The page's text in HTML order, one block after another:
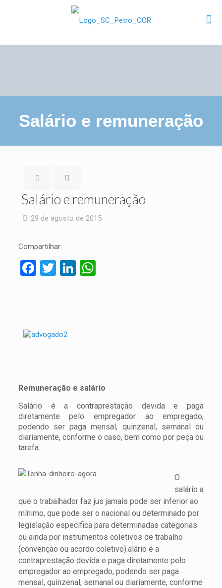
Salário e remuneração
Salário e remuneração
29 de agosto de 2015
Compartilhar:
Facebook
TwitterLinkedIn
WhatsApp
Remuneração e salário
Salário é a contraprestação devida e paga
diretamente pelo empregador ao empregado,
podendo ser paga mensal, quinzenal, semanal ou
diariamente, conforme o caso, bem como por peça ou
tarefa.
O
salário a
que o trabalhador faz jus jamais pode ser inferior ao
mínimo, que pode ser o nacional ou determinado por
legislação específica para determinadas categorias
ou ainda por instrumentos coletivos de trabalho
(convenção ou acordo coletivo).alário é a
contraprestação devida e paga diretamente pelo
empregador ao empregado, podendo ser paga
mensal, quinzenal, semanal ou diariamente, conforme